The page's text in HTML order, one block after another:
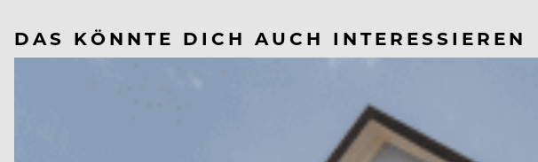
DAS KÖNNTE DICH AUCH INTERESSIEREN